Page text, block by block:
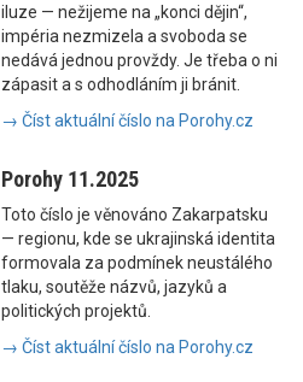
iluze — nežijeme na „konci dějin“,
impéria nezmizela a svoboda se
nedává jednou provždy. Je třeba o ni
zápasit a s odhodláním ji bránit.
→ Číst aktuální číslo na Porohy.cz
Porohy 11.2025
Toto číslo je věnováno Zakarpatsku
— regionu, kde se ukrajinská identita
formovala za podmínek neustálého
tlaku, soutěže názvů, jazyků a
politických projektů.
→ Číst aktuální číslo na Porohy.cz